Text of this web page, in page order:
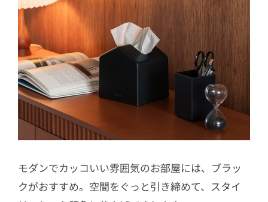
モダンでカッコいい雰囲気のお部屋には、ブラッ
クがおすすめ。空間をぐっと引き締めて、スタイ